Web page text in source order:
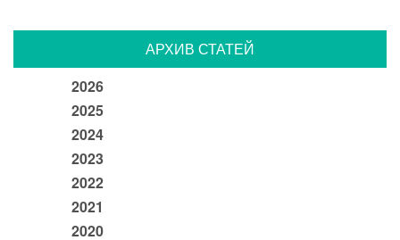
АРХИВ СТАТЕЙ
2026
2025
2024
2023
2022
2021
2020